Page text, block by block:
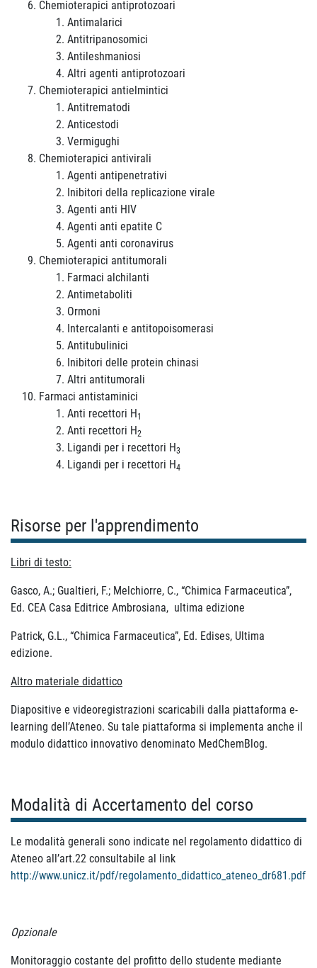
Chemioterapici antiprotozoari
Antimalarici
Antitripanosomici
Antileshmaniosi
Altri agenti antiprotozoari
Chemioterapici antielmintici
Antitrematodi
Anticestodi
Vermigughi
Chemioterapici antivirali
Agenti antipenetrativi
Inibitori della replicazione virale
Agenti anti HIV
Agenti anti epatite C
Agenti anti coronavirus
Chemioterapici antitumorali
Farmaci alchilanti
Antimetaboliti
Ormoni
Intercalanti e antitopoisomerasi
Antitubulinici
Inibitori delle protein chinasi
Altri antitumorali
Farmaci antistaminici
Anti recettori H1
Anti recettori H2
Ligandi per i recettori H3
Ligandi per i recettori H4
Risorse per l'apprendimento
Libri di testo:
Gasco, A.; Gualtieri, F.; Melchiorre, C., “Chimica Farmaceutica”,
Ed. CEA Casa Editrice Ambrosiana, ultima edizione
Patrick, G.L., “Chimica Farmaceutica”, Ed. Edises, Ultima
edizione.
Altro materiale didattico
Diapositive e videoregistrazioni scaricabili dalla piattaforma e-
learning dell’Ateneo. Su tale piattaforma si implementa anche il
modulo didattico innovativo denominato MedChemBlog.
Modalità di Accertamento del corso
Le modalità generali sono indicate nel regolamento didattico di
Ateneo all’art.22 consultabile al link
http://www.unicz.it/pdf/regolamento_didattico_ateneo_dr681.pdf
Opzionale
Monitoraggio costante del profitto dello studente mediante